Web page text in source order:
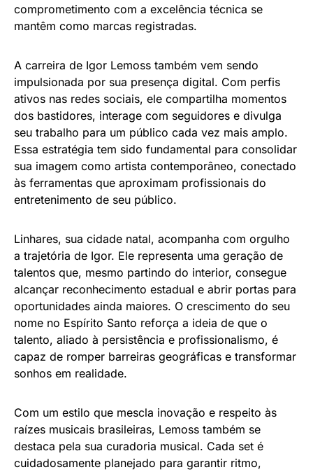
comprometimento com a excelência técnica se
mantêm como marcas registradas.
A carreira de Igor Lemoss também vem sendo
impulsionada por sua presença digital. Com perfis
ativos nas redes sociais, ele compartilha momentos
dos bastidores, interage com seguidores e divulga
seu trabalho para um público cada vez mais amplo.
Essa estratégia tem sido fundamental para consolidar
sua imagem como artista contemporâneo, conectado
às ferramentas que aproximam profissionais do
entretenimento de seu público.
Linhares, sua cidade natal, acompanha com orgulho
a trajetória de Igor. Ele representa uma geração de
talentos que, mesmo partindo do interior, consegue
alcançar reconhecimento estadual e abrir portas para
oportunidades ainda maiores. O crescimento do seu
nome no Espírito Santo reforça a ideia de que o
talento, aliado à persistência e profissionalismo, é
capaz de romper barreiras geográficas e transformar
sonhos em realidade.
Com um estilo que mescla inovação e respeito às
raízes musicais brasileiras, Lemoss também se
destaca pela sua curadoria musical. Cada set é
cuidadosamente planejado para garantir ritmo,